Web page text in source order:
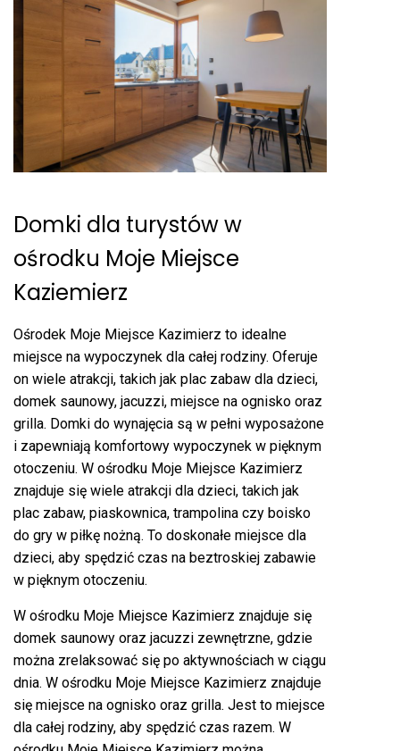
Domki dla turystów w
ośrodku Moje Miejsce
Kaziemierz
Ośrodek Moje Miejsce Kazimierz to idealne
miejsce na wypoczynek dla całej rodziny. Oferuje
on wiele atrakcji, takich jak plac zabaw dla dzieci,
domek saunowy, jacuzzi, miejsce na ognisko oraz
grilla. Domki do wynajęcia są w pełni wyposażone
i zapewniają komfortowy wypoczynek w pięknym
otoczeniu. W ośrodku Moje Miejsce Kazimierz
znajduje się wiele atrakcji dla dzieci, takich jak
plac zabaw, piaskownica, trampolina czy boisko
do gry w piłkę nożną. To doskonałe miejsce dla
dzieci, aby spędzić czas na beztroskiej zabawie
w pięknym otoczeniu.
W ośrodku Moje Miejsce Kazimierz znajduje się
domek saunowy oraz jacuzzi zewnętrzne, gdzie
można zrelaksować się po aktywnościach w ciągu
dnia. W ośrodku Moje Miejsce Kazimierz znajduje
się miejsce na ognisko oraz grilla. Jest to miejsce
dla całej rodziny, aby spędzić czas razem. W